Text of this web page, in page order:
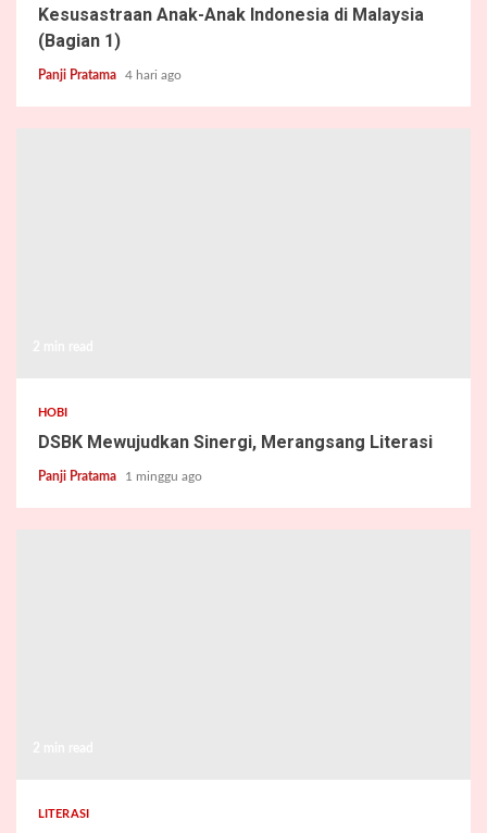
Kesusastraan Anak-Anak Indonesia di Malaysia
(Bagian 1)
Panji Pratama 4 hari ago
HOBI
DSBK Mewujudkan Sinergi, Merangsang Literasi
Panji Pratama 1 minggu ago
LITERASI